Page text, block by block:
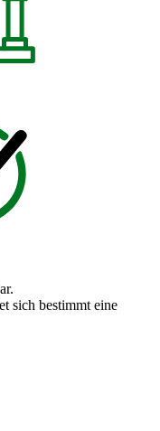
sich bestimmt eine